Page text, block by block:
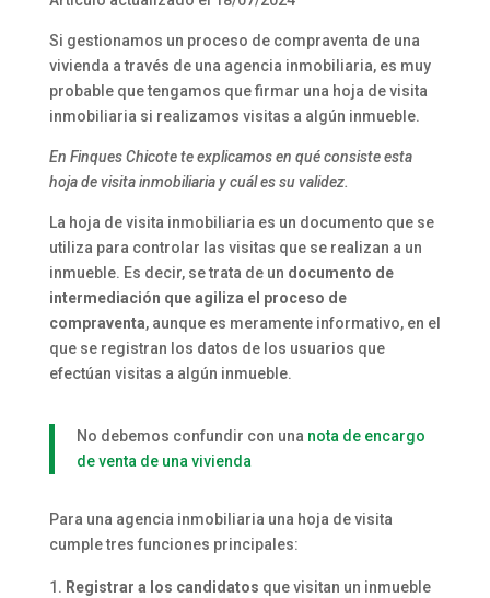
Si gestionamos un proceso de compraventa de una
vivienda a través de una agencia inmobiliaria, es muy
probable que tengamos que firmar una hoja de visita
inmobiliaria si realizamos visitas a algún inmueble.
En Finques Chicote te explicamos en qué consiste esta
hoja de visita inmobiliaria y cuál es su validez.
La hoja de visita inmobiliaria es un documento que se
utiliza para controlar las visitas que se realizan a un
inmueble. Es decir, se trata de un documento de
intermediación que agiliza el proceso de
compraventa, aunque es meramente informativo, en el
que se registran los datos de los usuarios que
efectúan visitas a algún inmueble.
No debemos confundir con una nota de encargo
de venta de una vivienda
Para una agencia inmobiliaria una hoja de visita
cumple tres funciones principales:
Registrar a los candidatos que visitan un inmueble